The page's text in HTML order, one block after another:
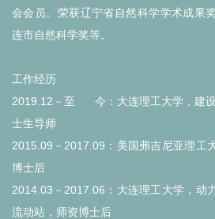
会会员。荣获辽宁省自然科学学术成果
连市自然科学奖等。
工作经历
2019.12－至 今：大连理工大学，建
士生导师
2015.09－2017.09：美国弗吉尼亚理工
博士后
2014.03－2017.06：大连理工大学，动
流动站，师资博士后